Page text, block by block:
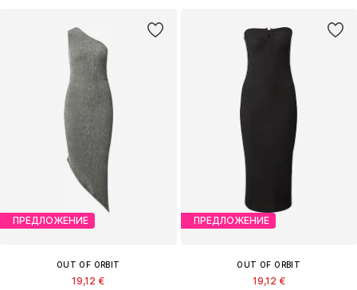
ПРЕДЛОЖЕНИЕ
OUT OF ORBIT
19,12 €
ПРЕДЛОЖЕНИЕ
OUT OF ORBIT
19,12 €